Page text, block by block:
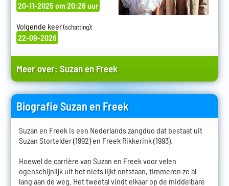
20-11-2025 om 20:26 uur
Volgende keer(schatting):
22-09-2026
Meer over:Suzan en Freek
Biografie Suzan en Freek
Suzan en Freek is een Nederlands zangduo dat bestaat uit
Suzan Stortelder (1992) en Freek Rikkerink (1993).
Hoewel de carrière van Suzan en Freek voor velen
ogenschijnlijk uit het niets lijkt ontstaan, timmeren ze al
lang aan de weg. Het tweetal vindt elkaar op de middelbare